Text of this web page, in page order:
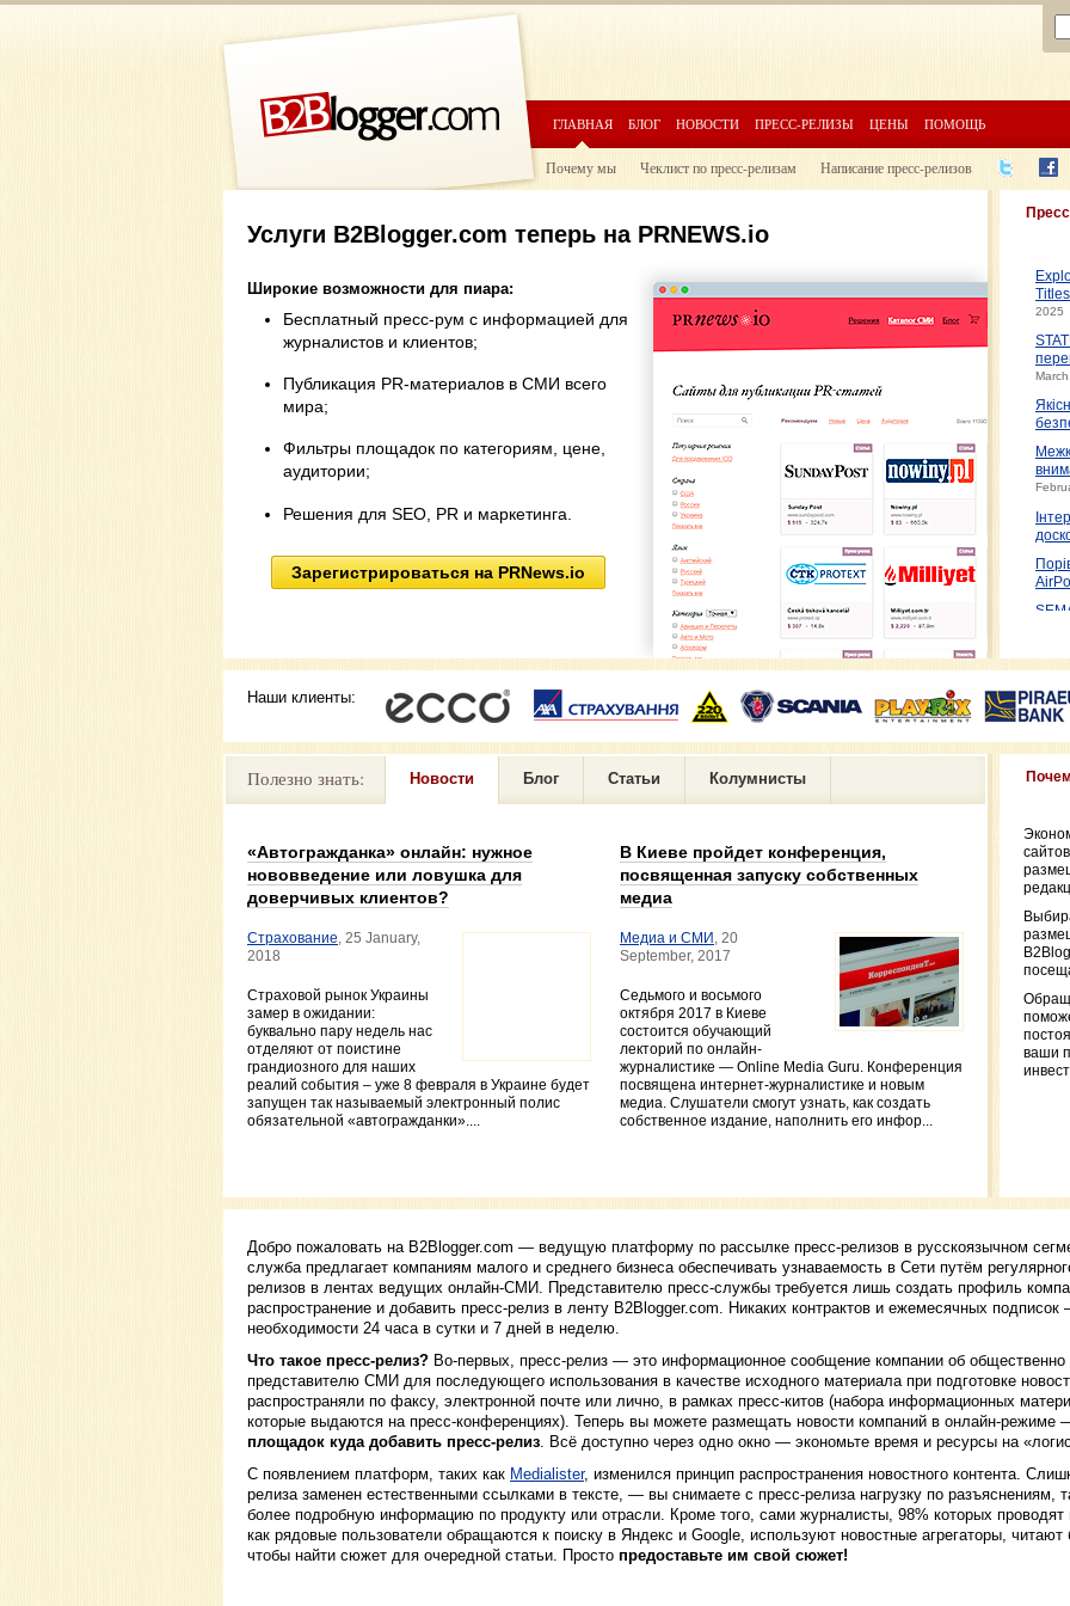
ГЛАВНАЯ БЛОГ НОВОСТИ ПРЕСС-РЕЛИЗЫ ЦЕНЫ ПОМОЩЬ
Почему мы Чеклист по пресс-релизам Написание пресс-релизов
Услуги B2Blogger.com теперь на PRNEWS.io
Широкие возможности для пиара:
Бесплатный пресс-рум с информацией для
журналистов и клиентов;
Публикация PR-материалов в СМИ всего
мира;
Фильтры площадок по категориям, цене,
аудитории;
Решения для SEO, PR и маркетинга.
Зарегистрироваться на PRNews.io
2025
2022
–
году,
May,
Наши клиенты:
Полезно знать: Новости Блог Статьи Колумнисты
«Автогражданка» онлайн: нужное
нововведение или ловушка для
доверчивых клиентов?
Страхование , 25 January,
2018
Страховой рынок Украины
замер в ожидании:
буквально пару недель нас
отделяют от поистине
грандиозного для наших
реалий события – уже 8 февраля в Украине будет
запущен так называемый электронный полис
обязательной «автогражданки»....
В Киеве пройдет конференция,
посвященная запуску собственных
медиа
Медиа и СМИ
, 20
September, 2017
Седьмого и восьмого
октября 2017 в Киеве
состоится обучающий
лекторий по онлайн-
журналистике — Online Media Guru. Конференция
посвящена интернет-журналистике и новым
медиа. Слушатели смогут узнать, как создать
собственное издание, наполнить его инфор...
ваши
Добро пожаловать на B2Blogger.com — ведущую платформу по рассылке пресс-релизов в русскоязычном
служба предлагает компаниям малого и среднего бизнеса обеспечивать узнаваемость в Сети путём
релизов в лентах ведущих онлайн-СМИ. Представителю пресс-службы требуется лишь создать профиль
распространение и добавить пресс-релиз в ленту B2Blogger.com. Никаких контрактов и ежемесячных
необходимости 24 часа в сутки и 7 дней в неделю.
Что такое пресс-релиз? Во-первых, пресс-релиз — это информационное сообщение компании об
представителю СМИ для последующего использования в качестве исходного материала при подготовке
распространяли по факсу, электронной почте или лично, в рамках пресс-китов (набора информационных
которые выдаются на пресс-конференциях). Теперь вы можете размещать новости компаний в онлайн-режиме
площадок куда добавить пресс-релиз . Всё доступно через одно окно — экономьте время и ресурсы на
С появлением платформ, таких как Medialister, изменился принцип распространения новостного контента.
релиза заменен естественными ссылками в тексте, — вы снимаете с пресс-релиза нагрузку по разъяснениям,
более подробную информацию по продукту или отрасли. Кроме того, сами журналисты, 98% которых проводят
как рядовые пользователи обращаются к поиску в Яндекс и Google, используют новостные агрегаторы,
чтобы найти сюжет для очередной статьи. Просто предоставьте им свой сюжет!